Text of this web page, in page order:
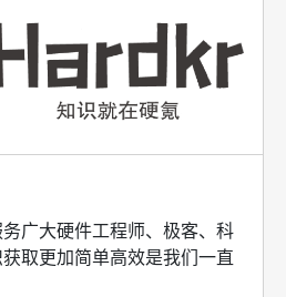
务广大硬件工程师、极客、科
取更加简单高效是我们一直